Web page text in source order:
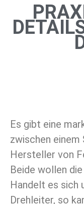
Es gibt eine
zwischen
Hersteller von
Beide wollen
Handelt es sich
Drehleiter, so